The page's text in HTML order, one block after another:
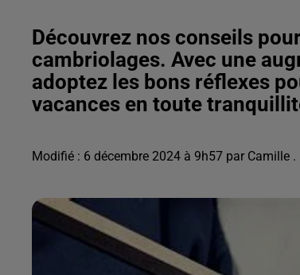
Découvrez nos conseils
cambriolages. Avec une
adoptez les bons réflexes
vacances en toute
Modifié : 6 décembre 2024 à 9h57 par Camille .